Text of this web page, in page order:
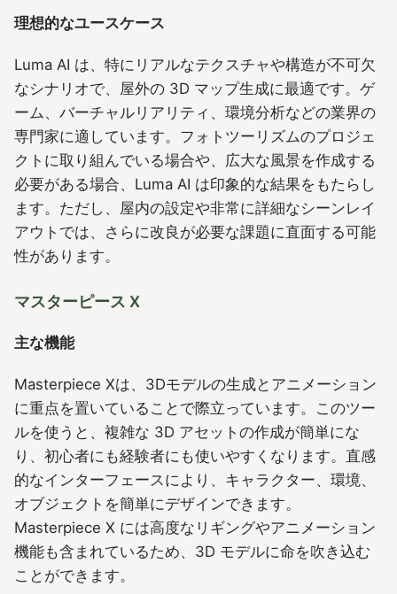
理想的なユースケース
Luma AI は、特にリアルなテクスチャや構造が不可欠
なシナリオで、屋外の 3D マップ生成に最適です。ゲ
ーム、バーチャルリアリティ、環境分析などの業界の
専門家に適しています。フォトツーリズムのプロジェ
クトに取り組んでいる場合や、広大な風景を作成する
必要がある場合、Luma AI は印象的な結果をもたらし
ます。ただし、屋内の設定や非常に詳細なシーンレイ
アウトでは、さらに改良が必要な課題に直面する可能
性があります。
マスターピース X
主な機能
Masterpiece Xは、3Dモデルの生成とアニメーション
に重点を置いていることで際立っています。このツー
ルを使うと、複雑な 3D アセットの作成が簡単にな
り、初心者にも経験者にも使いやすくなります。直感
的なインターフェースにより、キャラクター、環境、
オブジェクトを簡単にデザインできます。
Masterpiece X には高度なリギングやアニメーション
機能も含まれているため、3D モデルに命を吹き込む
ことができます。